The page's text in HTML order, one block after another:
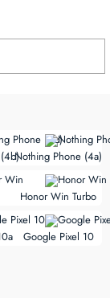
vs
Nothing Phone (4a)
vs
Honor Win Turbo
vs
Google Pixel 10